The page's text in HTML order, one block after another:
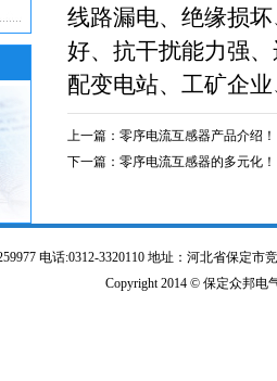
线路漏电、绝缘损
好、抗干扰能力强
配变电站、工矿企
上一篇： 零序电流互感器产品介绍！
下一篇： 零序电流互感器的多元化！
电话:0312-3320110 地址：河北省保定市
Copyright 2014 © 保定众邦电